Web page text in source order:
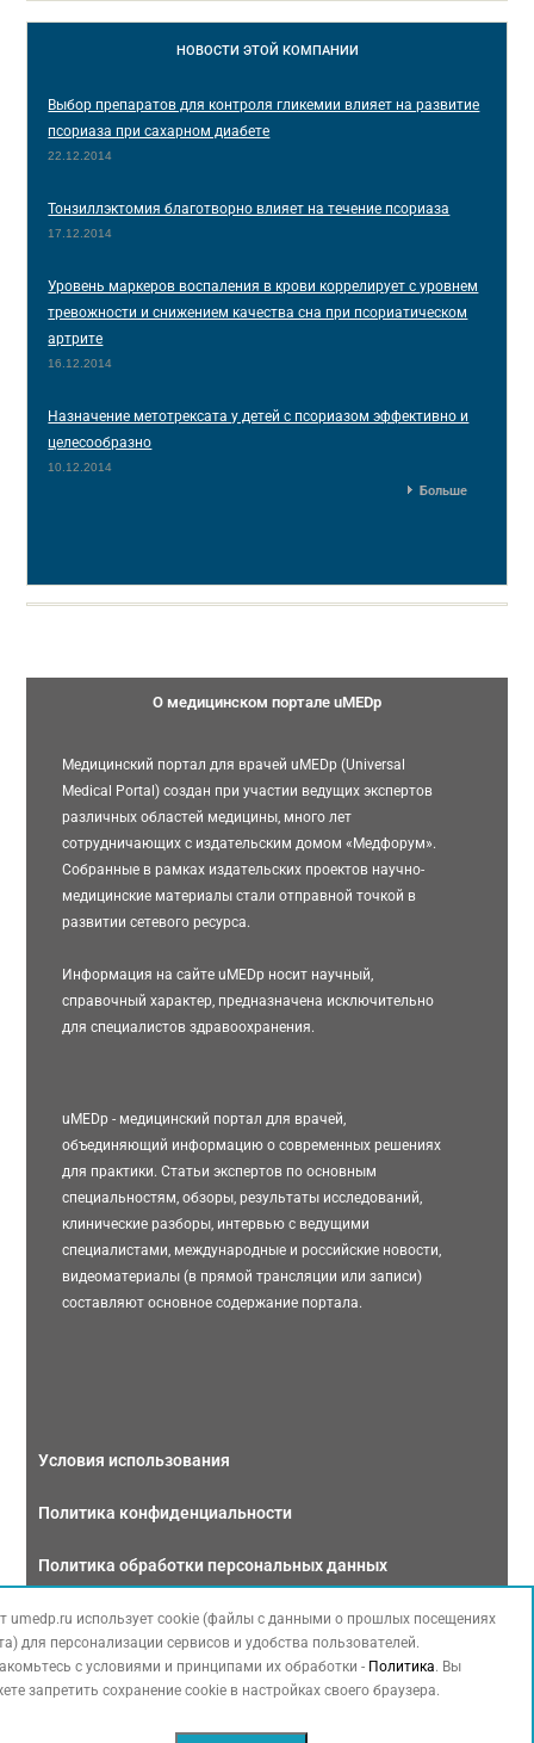
НОВОСТИ ЭТОЙ КОМПАНИИ
Выбор препаратов для контроля гликемии влияет на развитие
псориаза при сахарном диабете
22.12.2014
Тонзиллэктомия благотворно влияет на течение псориаза
17.12.2014
Уровень маркеров воспаления в крови коррелирует с уровнем
тревожности и снижением качества сна при псориатическом
артрите
16.12.2014
Назначение метотрексата у детей с псориазом эффективно и
целесообразно
10.12.2014
Больше
О медицинском портале uMEDp
Медицинский портал для врачей uMEDp (Universal
Medical Portal) создан при участии ведущих экспертов
различных областей медицины, много лет
сотрудничающих с издательским домом «Медфорум».
Собранные в рамках издательских проектов научно-
медицинские материалы стали отправной точкой в
развитии сетевого ресурса.
Информация на сайте uMEDp носит научный,
справочный характер, предназначена исключительно
для специалистов здравоохранения.
uMEDp - медицинский портал для врачей,
объединяющий информацию о современных решениях
для практики. Статьи экспертов по основным
специальностям, обзоры, результаты исследований,
клинические разборы, интервью с ведущими
специалистами, международные и российские новости,
видеоматериалы (в прямой трансляции или записи)
составляют основное содержание портала.
Условия использования
Политика конфиденциальности
Политика обработки персональных данных
Связаться с нами
umedp.ru использует cookie (файлы с данными о прошлых посещениях
для персонализации сервисов и удобства пользователей.
с условиями и принципами их обработки - Политика. Вы
запретить сохранение cookie в настройках своего браузера.